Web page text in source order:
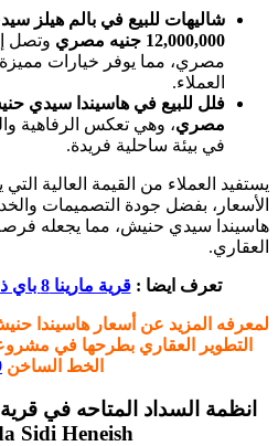
شاليهات للبيع في بالم هيلز
12,000,000 جنيه مصري
مصري، مما يوفر خيارات
العملاء.
فلل للبيع في هاسيندا سيدي
مصري، وهي تعكس الرفاهية
في بيئة ساحلية فريدة.
يستفيد العملاء من القيمة العالية
الأسعار، بفضل جودة التصميمات
هاسيندا سيدي حنيش، مما يجعله
العقاري.
تعرف ايضا :قرية مارينا 8 باي ذا ليك الساحل الشمالي
لمعرفه المزيد عن أسعار هاسيندا
التطوير العقاري بطرحها في
الخط الساخن
انظمة السداد المتاحه في
Sidi Heneish